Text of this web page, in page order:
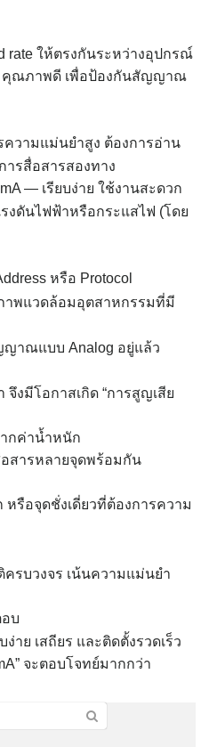
rate ให้ตรงกันระหว่างอุปกรณ์
คุณภาพดี เพื่อป้องกันสัญญาณ
ความแม่นยำสูง ต้องการอ่าน
ารสื่อสารสองทาง
— เรียบง่าย ใช้งานสะดวก
ดันไฟฟ้าหรือกระแสไฟ (โดย
หรือ Protocol
าพแวดล้อมอุตสาหกรรมที่มี
าณแบบ Analog อยู่แล้ว
งมีโอกาสเกิด “การสูญเสีย
กค่าน้ำหนัก
สารหลายจุดพร้อมกัน
หรือจุดชั่งเดี่ยวที่ต้องการความ
รบวงจร เน้นความแม่นยำ
อบ
าย เสถียร และติดตั้งรวดเร็ว
จะตอบโจทย์มากกว่า